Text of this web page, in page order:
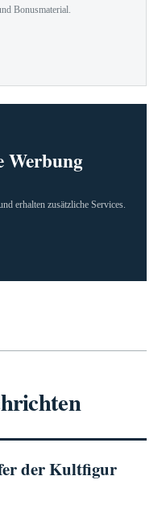
Bonusmaterial.
Werbung
erhalten zusätzliche Services.
der Kultfigur